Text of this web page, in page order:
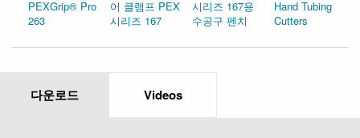
PEXGrip® Pro
263
어 클램프 PEX
시리즈 167
시리즈 167용
수공구 펜치
Hand Tubing
Cutters
다운로드 Videos